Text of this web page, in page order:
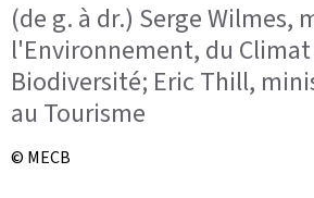
(de g. à dr.) Serge Wilmes,
l'Environnement, du
Biodiversité; Eric Thill,
au Tourisme
© MECB